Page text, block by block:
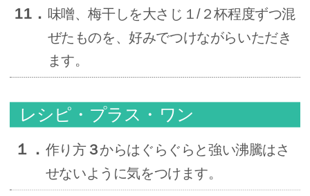
11． 味噌、梅干しを大さじ１/２杯程度ずつ混
ぜたものを、好みでつけながらいただき
ます。
レシピ・プラス・ワン
１． 作り方３からはぐらぐらと強い沸騰はさ
せないように気をつけます。